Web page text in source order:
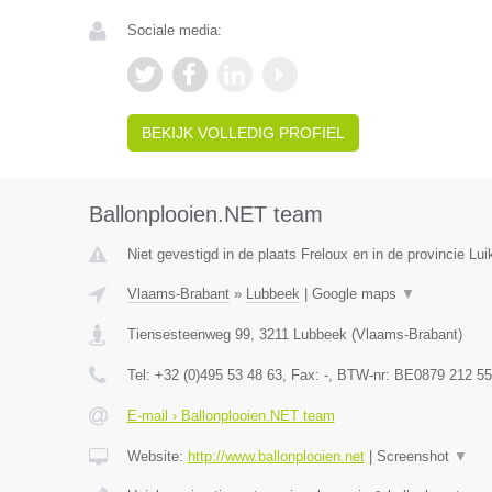
Sociale media:
BEKIJK VOLLEDIG PROFIEL
Ballonplooien.NET team
Niet gevestigd in de plaats Freloux en in de provincie
Vlaams-Brabant» Lubbeek| Google maps ▼
Tiensesteenweg 99, 3211 Lubbeek(Vlaams-Brabant)
Tel: +32 (0)495 53 48 63, Fax: -, BTW-nr: BE0879 212
E-mail › Ballonplooien.NET team
Website: http://www.ballonplooien.net| Screenshot ▼